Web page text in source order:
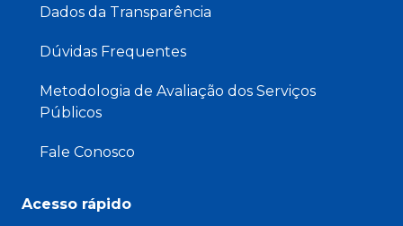
Dados da Transparência
Dúvidas Frequentes
Metodologia de Avaliação dos Serviços
Públicos
Fale Conosco
Acesso rápido